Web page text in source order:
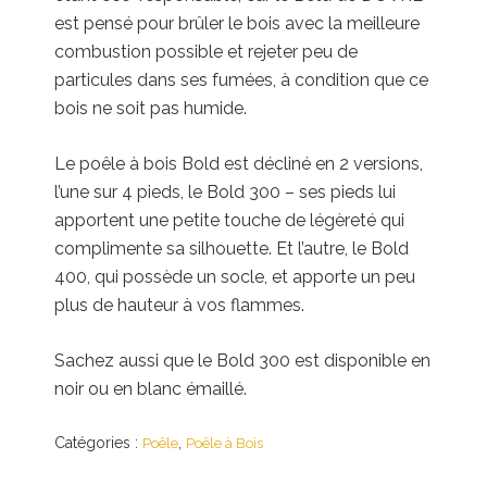
est pensé pour brûler le bois avec la meilleure
combustion possible et rejeter peu de
particules dans ses fumées, à condition que ce
bois ne soit pas humide.
Le poêle à bois Bold est décliné en 2 versions,
l’une sur 4 pieds, le Bold 300 – ses pieds lui
apportent une petite touche de légèreté qui
complimente sa silhouette. Et l’autre, le Bold
400, qui possède un socle, et apporte un peu
plus de hauteur à vos flammes.
Sachez aussi que le Bold 300 est disponible en
noir ou en blanc émaillé.
Catégories : Poêle, Poêle à Bois